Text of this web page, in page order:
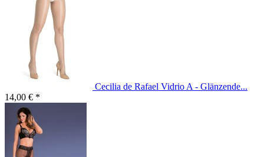
Cecilia de Rafael Vidrio A - Glänzende...
14,00 € *